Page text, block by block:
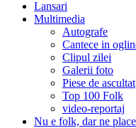
Lansari
Multimedia
Autografe
Cantece in
Clipul zilei
Galerii foto
Piese de ascultat
Top 100 Folk
video-reportaj
Nu e folk, dar ne place